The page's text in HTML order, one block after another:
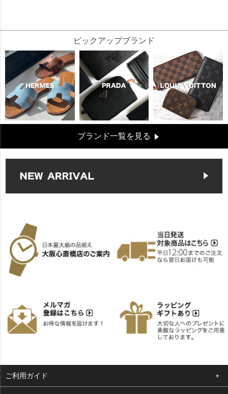
ピックアップブランド
ブランド一覧を見る
ご利用ガイド